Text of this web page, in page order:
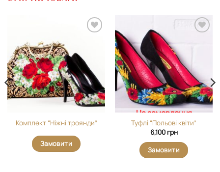
вибране
Комплект “Ніжні троянди”
Замовити
На замовлення
Туфлі “Польові квіти”
6,100 грн
Замовити